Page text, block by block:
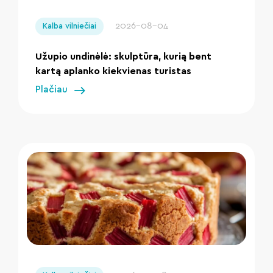
Kalba vilniečiai 2026-08-04
Užupio undinėlė: skulptūra, kurią bent
kartą aplanko kiekvienas turistas
Plačiau